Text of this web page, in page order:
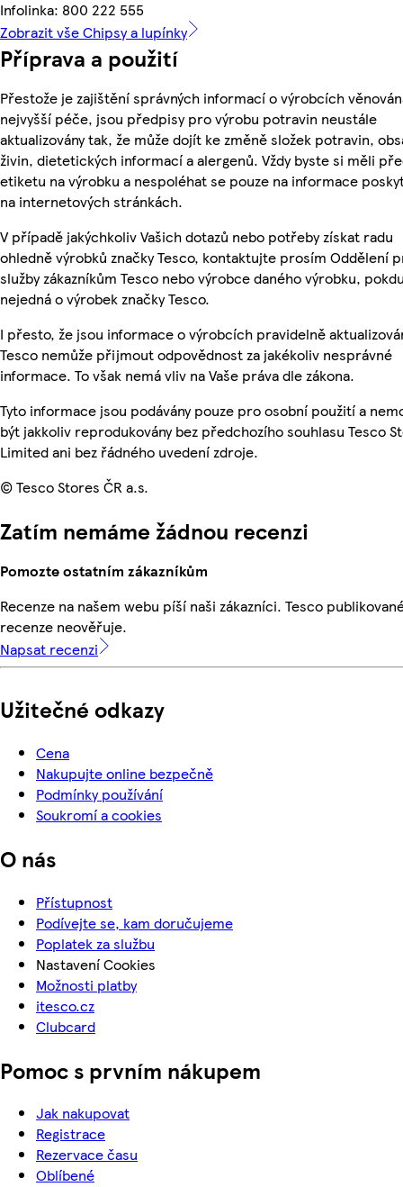
Infolinka: 800 222 555
Zobrazit vše Chipsy a lupínky
Příprava a použití
Přestože je zajištění správných informací o výrobcích
nejvyšší péče, jsou předpisy pro výrobu potravin neustále
aktualizovány tak, že může dojít ke změně složek potravin,
živin, dietetických informací a alergenů. Vždy byste si měli
etiketu na výrobku a nespoléhat se pouze na informace
na internetových stránkách.
V případě jakýchkoliv Vašich dotazů nebo potřeby získat radu
ohledně výrobků značky Tesco, kontaktujte prosím Oddělení
služby zákazníkům Tesco nebo výrobce daného výrobku,
nejedná o výrobek značky Tesco.
I přesto, že jsou informace o výrobcích pravidelně
Tesco nemůže přijmout odpovědnost za jakékoliv nesprávné
informace. To však nemá vliv na Vaše práva dle zákona.
Tyto informace jsou podávány pouze pro osobní použití a
být jakkoliv reprodukovány bez předchozího souhlasu Tesco
Limited ani bez řádného uvedení zdroje.
© Tesco Stores ČR a.s.
Zatím nemáme žádnou recenzi
Pomozte ostatním zákazníkům
Recenze na našem webu píší naši zákazníci. Tesco
recenze neověřuje.
Napsat recenzi
Užitečné odkazy
Cena
Nakupujte online bezpečně
Podmínky používání
Soukromí a cookies
O nás
Přístupnost
Podívejte se, kam doručujeme
Poplatek za službu
Nastavení Cookies
Možnosti platby
itesco.cz
Clubcard
Pomoc s prvním nákupem
Jak nakupovat
Registrace
Rezervace času
Oblíbené